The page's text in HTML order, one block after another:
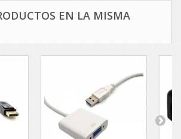
EN LA MISMA